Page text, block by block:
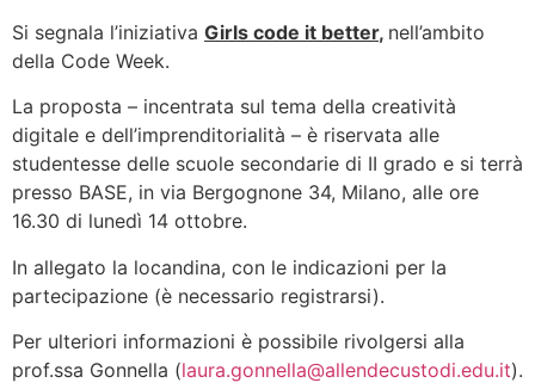
Si segnala l’iniziativa Girls code it better, nell’ambito
della Code Week.
La proposta – incentrata sul tema della creatività
digitale e dell’imprenditorialità – è riservata alle
studentesse delle scuole secondarie di II grado e si terrà
presso BASE, in via Bergognone 34, Milano, alle ore
16.30 di lunedì 14 ottobre.
In allegato la locandina, con le indicazioni per la
partecipazione (è necessario registrarsi).
Per ulteriori informazioni è possibile rivolgersi alla
prof.ssa Gonnella (laura.gonnella@allendecustodi.edu.it).